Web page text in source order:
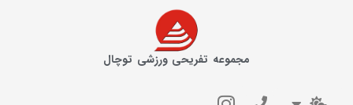
مجموعه تفریحی ورزشی توچال